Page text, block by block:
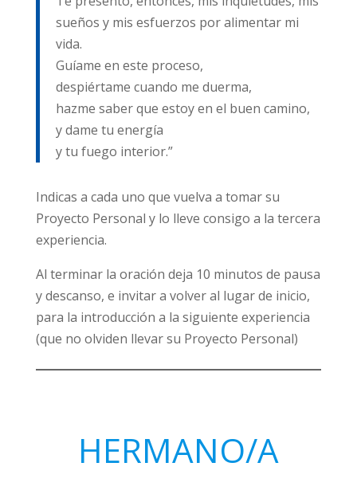
sueños y mis esfuerzos por alimentar mi
vida.
Guíame en este proceso,
despiértame cuando me duerma,
hazme saber que estoy en el buen camino,
y dame tu energía
y tu fuego interior.”
Indicas a cada uno que vuelva a tomar su
Proyecto Personal y lo lleve consigo a la tercera
experiencia.
Al terminar la oración deja 10 minutos de pausa
y descanso, e invitar a volver al lugar de inicio,
para la introducción a la siguiente experiencia
(que no olviden llevar su Proyecto Personal)
HERMANO/A